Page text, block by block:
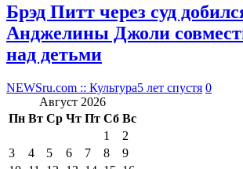
Брэд Питт через суд
Анджелины Джоли
над детьми
NEWSru.com :: Культура5 лет спустя 0
Август 2026
Пн Вт Ср Чт Пт Сб Вс
1
2
3
4 5 6 7 8
9